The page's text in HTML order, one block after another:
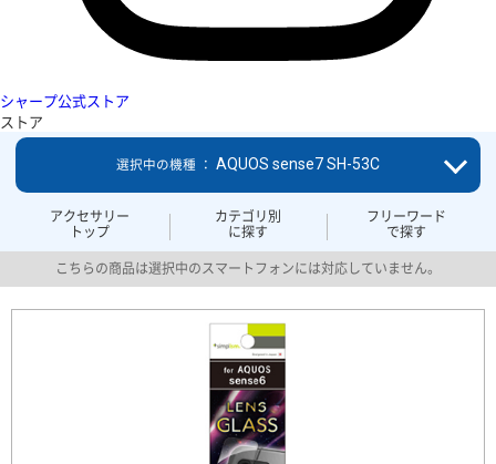
シャープ公式ストア
ストア
アクセサリー
トップ
カテゴリ別
に探す
フリーワード
で探す
選択中の機種 ： AQUOS sense7 SH-53C
こちらの商品は選択中のスマートフォンには対応していません。